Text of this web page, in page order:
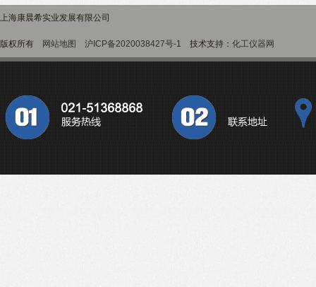
上海康晨希实业发展有限公司
版权所有 网站地图 沪ICP备2020038427号-1 技术支持： 化工仪器网